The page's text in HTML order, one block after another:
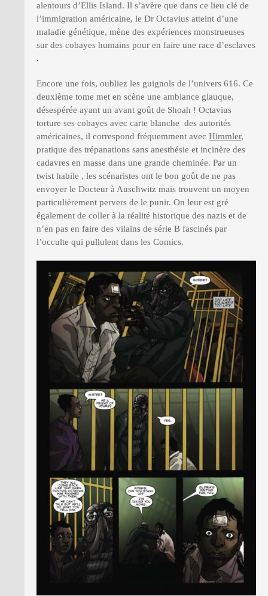
alentours d’Ellis Island. Il s’avère que dans ce lieu clé de
l’immigration américaine, le Dr Octavius atteint d’une
maladie génétique, mène des expériences monstrueuses
sur des cobayes humains pour en faire une race d’esclaves
.
Encore une fois, oubliez les guignols de l’univers 616. Ce
deuxième tome met en scène une ambiance glauque,
désespérée ayant un avant goût de Shoah ! Octavius
torture ses cobayes avec carte blanche des autorités
américaines, il correspond fréquemment avec Himmler,
pratique des trépanations sans anesthésie et incinère des
cadavres en masse dans une grande cheminée. Par un
twist habile , les scénaristes ont le bon goût de ne pas
envoyer le Docteur à Auschwitz mais trouvent un moyen
particulièrement pervers de le punir. On leur est gré
également de coller à la réalité historique des nazis et de
n’en pas en faire des vilains de série B fascinés par
l’occulte qui pullulent dans les Comics.